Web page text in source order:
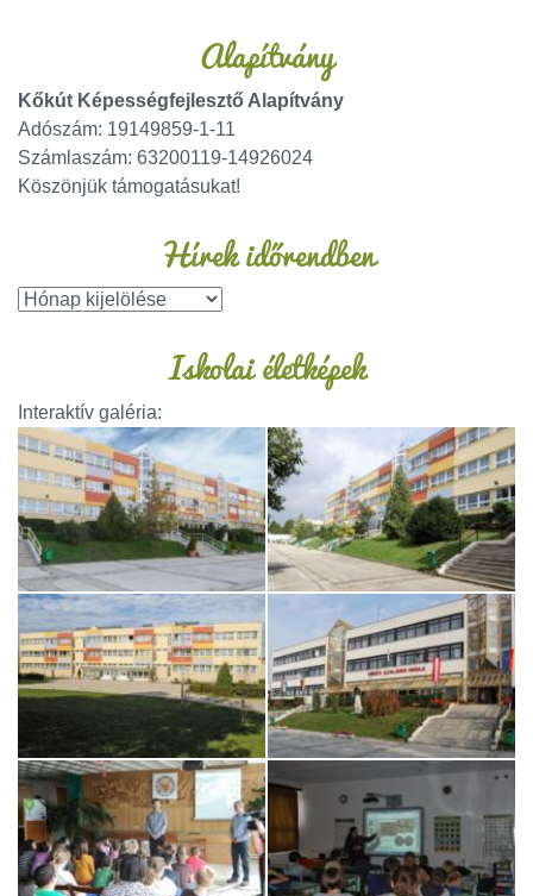
Alapítvány
Kőkút Képességfejlesztő Alapítvány
Adószám: 19149859-1-11
Számlaszám: 63200119-14926024
Köszönjük támogatásukat!
Hírek időrendben
Iskolai életképek
Interaktív galéria: